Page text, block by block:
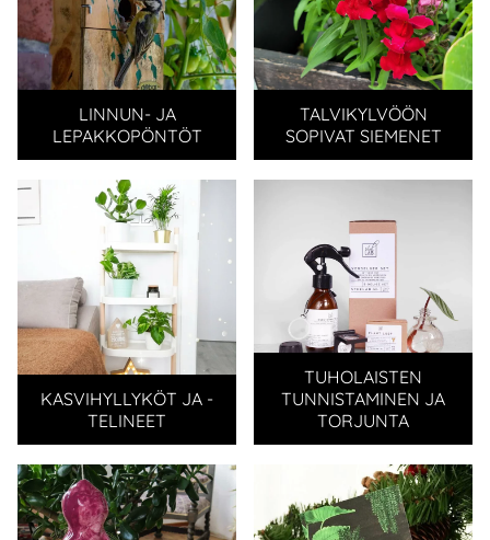
LINNUN- JA
LEPAKKOPÖNTÖT
TALVIKYLVÖÖN
SOPIVAT SIEMENET
KASVIHYLLYKÖT JA -
TELINEET
TUHOLAISTEN
TUNNISTAMINEN JA
TORJUNTA